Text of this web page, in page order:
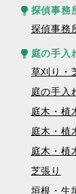
探偵事務
探偵事務
庭の手入
草刈り・
庭の手入
庭木・植
庭木・植
庭木・植
芝張り
垣根・生